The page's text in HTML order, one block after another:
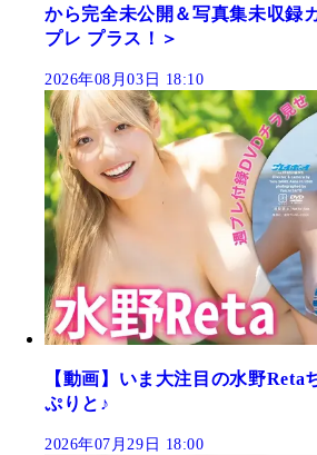
から完全未公開＆写真集未収録
プレ プラス！＞
2026年08月03日 18:10
【動画】いま大注目の水野
ぷりと♪
2026年07月29日 18:00